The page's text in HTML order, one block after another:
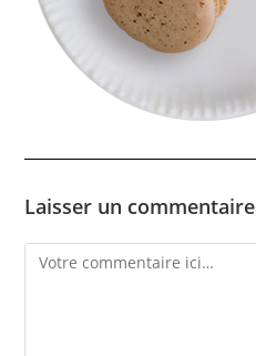
Laisser un commentaire